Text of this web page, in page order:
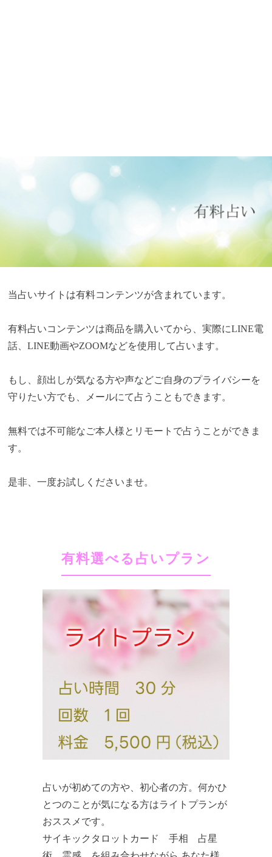
当占いサイトは有料コンテンツが含まれています。
有料占いコンテンツは商品を購入いてから、実際にLINE電
話、LINE動画やZOOMなどを使用して占います。
もし、顔出しが気なる方や声などご自身のプライバシーを
守りたい方でも、メールにて占うこともできます。
無料では不可能なご本人様とリモートで占うことができま
す。
是非、一度お試しくださいませ。
有料選べる占いプラン
占いが初めての方や、初心者の方。何かひ
とつのことが気になる方はライトプランが
おススメです。
​​サイキックタロットカード 手相 占星